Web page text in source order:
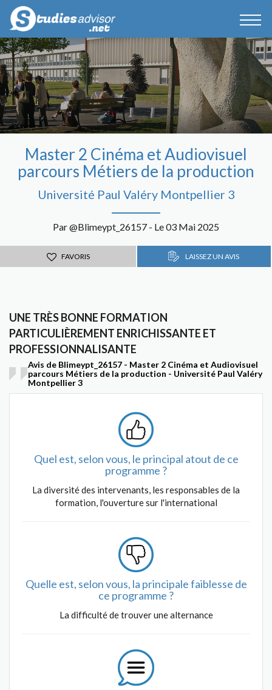
Master 2 Cinéma et Audiovisuel
parcours Métiers de la production
Université Paul Valéry Montpellier 3
Par @Blimeypt_26157 - Le 03 Mai 2025
FAVORIS LAISSEZ UN AVIS
UNE TRÈS BONNE FORMATION
PARTICULIÈREMENT ENRICHISSANTE ET
PROFESSIONNALISANTE
Avis de Blimeypt_26157 - Master 2 Cinéma et Audiovisuel
parcours Métiers de la production - Université Paul Valéry
Montpellier 3
Quel est, selon vous, le principal atout de ce
programme ?
La diversité des intervenants, les responsables de la
formation, l'ouverture sur l'international
Quelle est, selon vous, la principale faiblesse de
ce programme ?
La difficulté de trouver une alternance